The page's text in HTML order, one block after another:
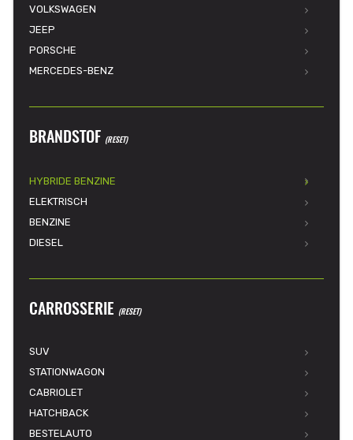
VOLKSWAGEN
JEEP
PORSCHE
MERCEDES-BENZ
BRANDSTOF (RESET)
HYBRIDE BENZINE
ELEKTRISCH
BENZINE
DIESEL
CARROSSERIE (RESET)
SUV
STATIONWAGON
CABRIOLET
HATCHBACK
BESTELAUTO